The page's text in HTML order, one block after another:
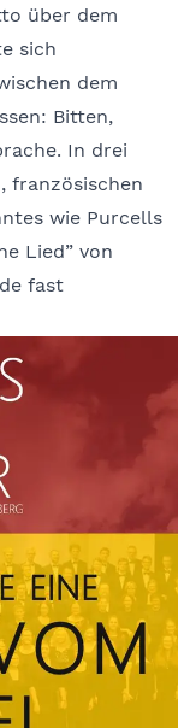
über dem
sich
dem
Bitten,
In drei
französischen
wie Purcells
Lied” von
fast